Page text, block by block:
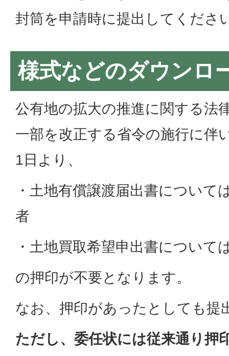
封筒を申請時に提出してくださ
様式などのダウンロ
公有地の拡大の推進に関する法
一部を改正する省令の施行に伴
1日より、
・土地有償譲渡届出書について
者
・土地買取希望申出書について
の押印が不要となります。
なお、押印があったとしても提
ただし、委任状には従来通り押